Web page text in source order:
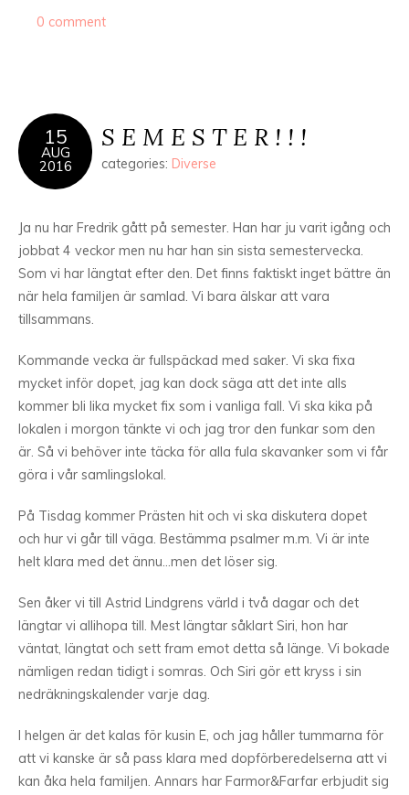
0 comment
15
AUG
2016
S E M E S T E R ! ! !
categories: Diverse
Ja nu har Fredrik gått på semester. Han har ju varit igång och
jobbat 4 veckor men nu har han sin sista semestervecka.
Som vi har längtat efter den. Det finns faktiskt inget bättre än
när hela familjen är samlad. Vi bara älskar att vara
tillsammans.
Kommande vecka är fullspäckad med saker. Vi ska fixa
mycket inför dopet, jag kan dock säga att det inte alls
kommer bli lika mycket fix som i vanliga fall. Vi ska kika på
lokalen i morgon tänkte vi och jag tror den funkar som den
är. Så vi behöver inte täcka för alla fula skavanker som vi får
göra i vår samlingslokal.
På Tisdag kommer Prästen hit och vi ska diskutera dopet
och hur vi går till väga. Bestämma psalmer m.m. Vi är inte
helt klara med det ännu…men det löser sig.
Sen åker vi till Astrid Lindgrens värld i två dagar och det
längtar vi allihopa till. Mest längtar såklart Siri, hon har
väntat, längtat och sett fram emot detta så länge. Vi bokade
nämligen redan tidigt i somras. Och Siri gör ett kryss i sin
nedräkningskalender varje dag.
I helgen är det kalas för kusin E, och jag håller tummarna för
att vi kanske är så pass klara med dopförberedelserna att vi
kan åka hela familjen. Annars har Farmor&Farfar erbjudit sig